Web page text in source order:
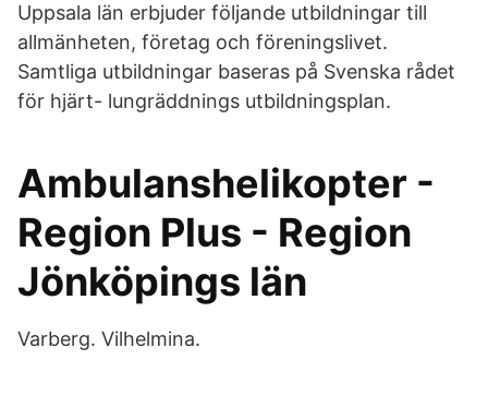
Uppsala län erbjuder följande utbildningar till
allmänheten, företag och föreningslivet.
Samtliga utbildningar baseras på Svenska rådet
för hjärt- lungräddnings utbildningsplan.
Ambulanshelikopter -
Region Plus - Region
Jönköpings län
Varberg. Vilhelmina.